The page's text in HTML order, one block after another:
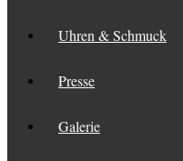
Uhren & Schmuck
Presse
Galerie